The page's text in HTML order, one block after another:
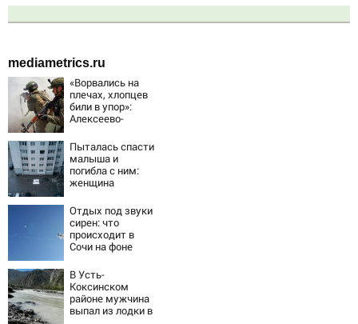
mediametrics.ru
«Ворвались на
плечах, хлопцев
били в упор»:
Алексеево-
могильником для
«птах Мадьяра»
Пыталась спасти
малыша и
погибла с ним:
женщина
насмерть на
глазах у детей
06/08/2026 –
Новости
Отдых под звуки
сирен: что
происходит в
Сочи на фоне
атак
беспилотников
В Усть-
Коксинском
районе мужчина
выпал из лодки в